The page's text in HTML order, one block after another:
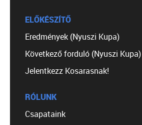
ELŐKÉSZÍTŐ
Eredmények (Nyuszi Kupa)
Következő forduló (Nyuszi Kupa)
Jelentkezz Kosarasnak!
RÓLUNK
Csapataink